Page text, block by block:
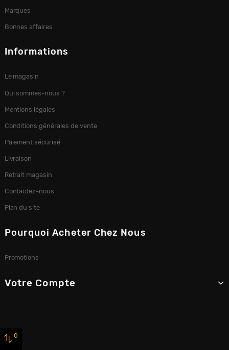
Marques
Bonnes affaires
Informations
Le magasin
Qui sommes-nous ?
Mentions légales
Conditions générales de vente
Paiement sécurisé
Livraison
Retrait magasin
Contactez-nous
Plan du site
Pourquoi Acheter Chez Nous
Promotions
Votre Compte
0